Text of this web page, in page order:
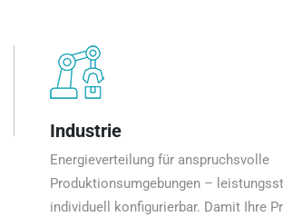
Industrie
Energieverteilung für anspruchsvolle
Produktionsumgebungen –
individuell konfigurierbar. Damit Ihre